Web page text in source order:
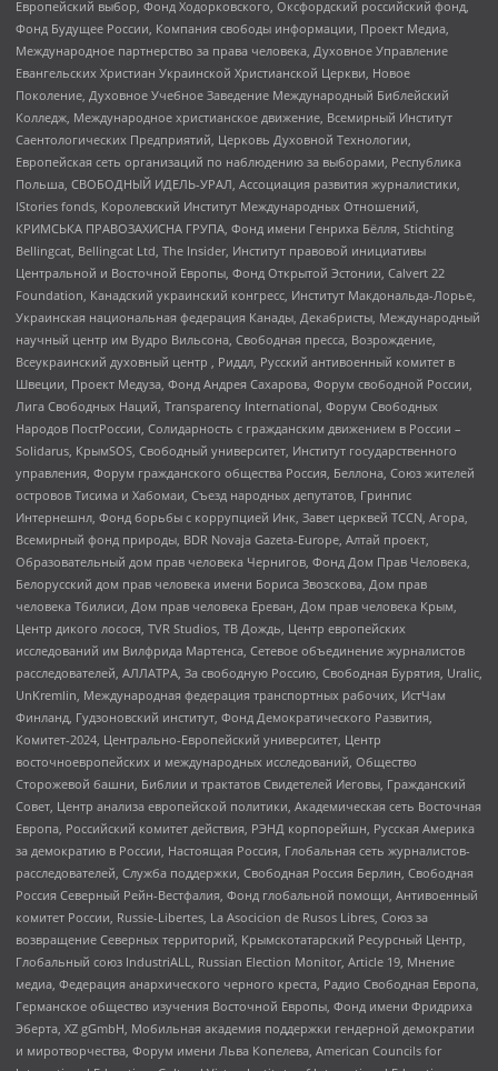
Европейский выбор, Фонд Ходорковского, Оксфордский российский фонд,
Фонд Будущее России, Компания свободы информации, Проект Медиа,
Международное партнерство за права человека, Духовное Управление
Евангельских Христиан Украинской Христианской Церкви, Новое
Поколение, Духовное Учебное Заведение Международный Библейский
Колледж, Международное христианское движение, Всемирный Институт
Саентологических Предприятий, Церковь Духовной Технологии,
Европейская сеть организаций по наблюдению за выборами, Республика
Польша, СВОБОДНЫЙ ИДЕЛЬ-УРАЛ, Ассоциация развития журналистики,
IStories fonds, Королевский Институт Международных Отношений,
КРИМСЬКА ПРАВОЗАХИСНА ГРУПА, Фонд имени Генриха Бёлля, Stichting
Bellingcat, Bellingcat Ltd, The Insider, Институт правовой инициативы
Центральной и Восточной Европы, Фонд Открытой Эстонии, Calvert 22
Foundation, Канадский украинский конгресс, Институт Макдональда-Лорье,
Украинская национальная федерация Канады, Декабристы, Международный
научный центр им Вудро Вильсона, Свободная пресса, Возрождение,
Всеукраинский духовный центр , Риддл, Русский антивоенный комитет в
Швеции, Проект Медуза, Фонд Андрея Сахарова, Форум свободной России,
Лига Свободных Наций, Transparеncy International, Форум Свободных
Народов ПостРоссии, Солидарность с гражданским движением в России –
Solidarus, КрымSOS, Свободный университет, Институт государственного
управления, Форум гражданского общества Россия, Беллона, Союз жителей
островов Тисима и Хабомаи, Съезд народных депутатов, Гринпис
Интернешнл, Фонд борьбы с коррупцией Инк, Завет церквей TCCN, Агора,
Всемирный фонд природы, BDR Novaja Gazeta-Europe, Алтай проект,
Образовательный дом прав человека Чернигов, Фонд Дом Прав Человека,
Белорусский дом прав человека имени Бориса Звозскова, Дом прав
человека Тбилиси, Дом прав человека Ереван, Дом прав человека Крым,
Центр дикого лосося, TVR Studios, ТВ Дождь, Центр европейских
исследований им Вилфрида Мартенса, Сетевое объединение журналистов
расследователей, АЛЛАТРА, За свободную Россию, Свободная Бурятия, Uralic,
UnKremlin, Международная федерация транспортных рабочих, ИстЧам
Финланд, Гудзоновский институт, Фонд Демократического Развития,
Комитет-2024, Центрально-Европейский университет, Центр
восточноевропейских и международных исследований, Общество
Сторожевой башни, Библии и трактатов Свидетелей Иеговы, Гражданский
Совет, Центр анализа европейской политики, Академическая сеть Восточная
Европа, Российский комитет действия, РЭНД корпорейшн, Русская Америка
за демократию в России, Настоящая Россия, Глобальная сеть журналистов-
расследователей, Служба поддержки, Свободная Россия Берлин, Свободная
Россия Северный Рейн-Вестфалия, Фонд глобальной помощи, Антивоенный
комитет России, Russie-Libertes, La Asocicion de Rusos Libres, Союз за
возвращение Северных территорий, Крымскотатарский Ресурсный Центр,
Глобальный союз IndustriALL, Russian Election Monitor, Article 19, Мнение
медиа, Федерация анархического черного креста, Радио Свободная Европа,
Германское общество изучения Восточной Европы, Фонд имени Фридриха
Эберта, XZ gGmbH, Мобильная академия поддержки гендерной демократии
и миротворчества, Форум имени Льва Копелева, American Councils for